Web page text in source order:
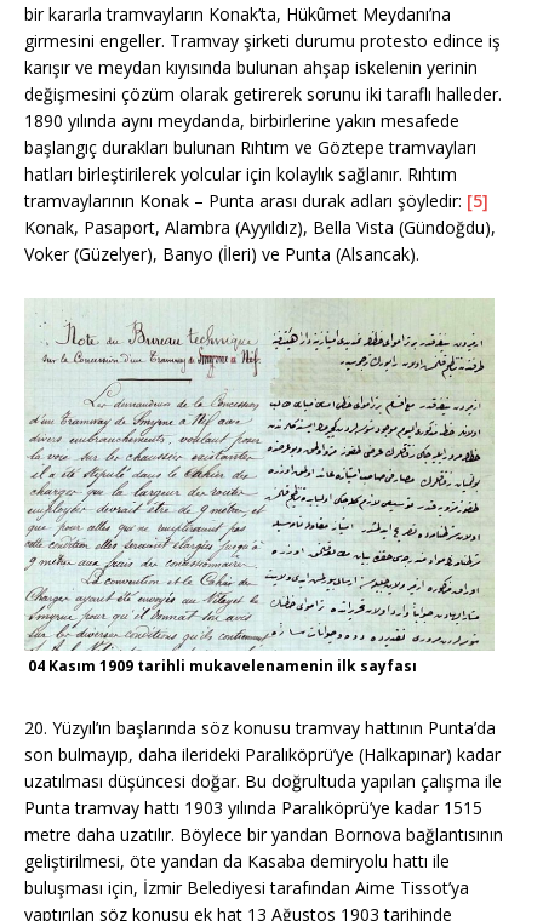
bir kararla tramvayların Konak’ta, Hükûmet Meydanı’na
girmesini engeller. Tramvay şirketi durumu protesto edince iş
karışır ve meydan kıyısında bulunan ahşap iskelenin yerinin
değişmesini çözüm olarak getirerek sorunu iki taraflı halleder.
1890 yılında aynı meydanda, birbirlerine yakın mesafede
başlangıç durakları bulunan Rıhtım ve Göztepe tramvayları
hatları birleştirilerek yolcular için kolaylık sağlanır. Rıhtım
tramvaylarının Konak – Punta arası durak adları şöyledir: [5]
Konak, Pasaport, Alambra (Ayyıldız), Bella Vista (Gündoğdu),
Voker (Güzelyer), Banyo (İleri) ve Punta (Alsancak).
04 Kasım 1909 tarihli mukavelenamenin ilk sayfası
20. Yüzyıl’ın başlarında söz konusu tramvay hattının Punta’da
son bulmayıp, daha ilerideki Paralıköprü’ye (Halkapınar) kadar
uzatılması düşüncesi doğar. Bu doğrultuda yapılan çalışma ile
Punta tramvay hattı 1903 yılında Paralıköprü’ye kadar 1515
metre daha uzatılır. Böylece bir yandan Bornova bağlantısının
geliştirilmesi, öte yandan da Kasaba demiryolu hattı ile
buluşması için, İzmir Belediyesi tarafından Aime Tissot’ya
yaptırılan söz konusu ek hat 13 Ağustos 1903 tarihinde